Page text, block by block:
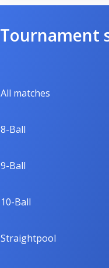
Tournament
All matches
8-Ball
9-Ball
10-Ball
Straightpool